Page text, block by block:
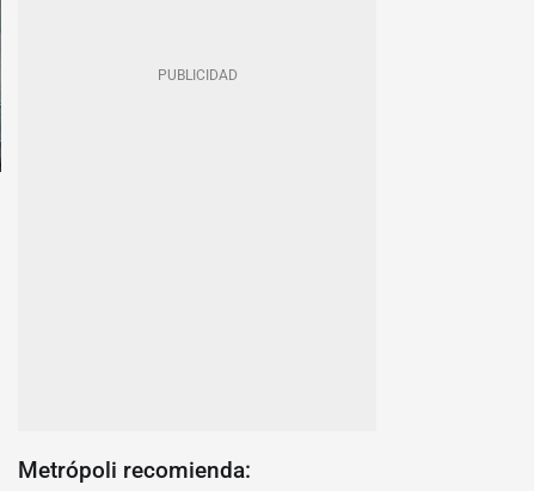
Metrópoli recomienda: